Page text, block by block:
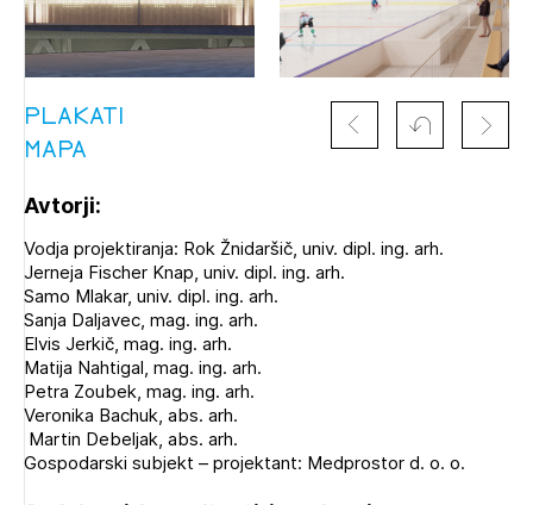
PLAKATI
MAPA
Avtorji:
Vodja projektiranja: Rok Žnidaršič, univ. dipl. ing. arh.
Jerneja Fischer Knap, univ. dipl. ing. arh.
Samo Mlakar, univ. dipl. ing. arh.
Sanja Daljavec, mag. ing. arh.
Elvis Jerkič, mag. ing. arh.
Matija Nahtigal, mag. ing. arh.
Petra Zoubek, mag. ing. arh.
Veronika Bachuk, abs. arh.
Martin Debeljak, abs. arh.
Gospodarski subjekt – projektant: Medprostor d. o. o.